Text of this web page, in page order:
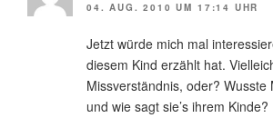
04. AUG. 2010 UM 17:14 UHR
Jetzt würde mich mal
diesem Kind erzählt hat.
Missverständnis, oder? Wusste
und wie sagt sie’s ihrem Kinde?